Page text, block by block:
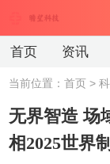
首页 资讯
当前位置：首页 >
无界智造 场
相2025世界